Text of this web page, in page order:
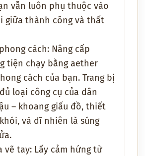
vẫn luôn phụ thuộc vào
giữa thành công và thất
cách: Nâng cấp
tiện chạy bằng aether
cách của bạn. Trang bị
loại công cụ của dân
– khoang giấu đồ, thiết
và dĩ nhiên là súng
vẽ tay: Lấy cảm hứng từ